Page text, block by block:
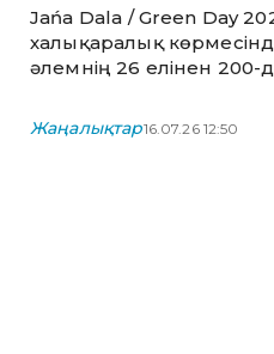
таныстырылып
Jańa Dala / Green Day
халықаралық
әлемнің 26 елінен 200-
шаруашылығына арналған
инновациялық
Жаңалықтар16.07.26 12:50